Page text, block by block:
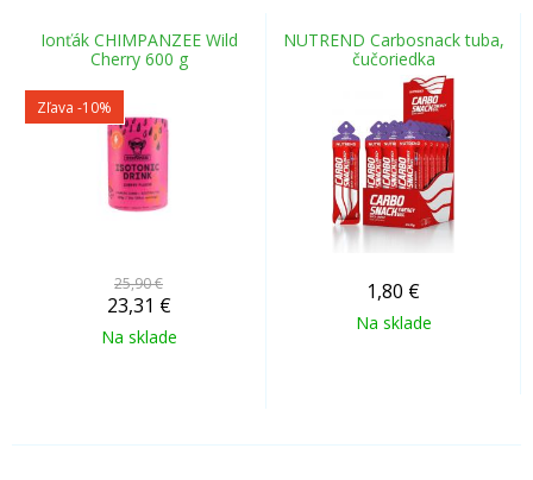
Ionťák CHIMPANZEE Wild
Cherry 600 g
Zľava -10%
25,90 €
23,31 €
Na sklade
NUTREND Carbosnack tuba,
čučoriedka
1,80 €
Na sklade